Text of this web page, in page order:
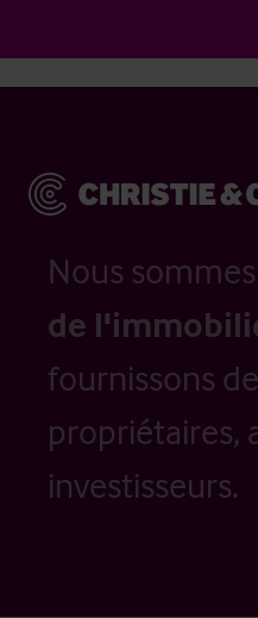
Nous sommes
de
fournissons
propriétaires,
investisseurs.